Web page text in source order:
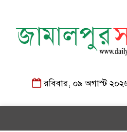
রবিবার, ০৯ অগাস্ট